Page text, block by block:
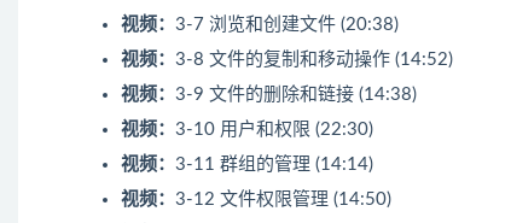
视频： 3-7 浏览和创建文件 (20:38)
视频： 3-8 文件的复制和移动操作 (14:52)
视频： 3-9 文件的删除和链接 (14:38)
视频： 3-10 用户和权限 (22:30)
视频： 3-11 群组的管理 (14:14)
视频： 3-12 文件权限管理 (14:50)